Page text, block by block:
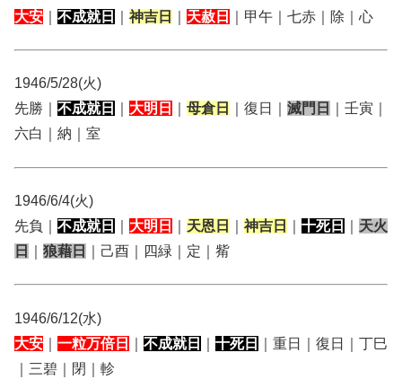
大安
不成就日 神吉日 天赦日 ｜甲午｜七赤｜除｜心
1946/5/28(火)
先勝｜ 不成就日 大明日 母倉日 ｜復日｜ 滅門日
｜壬寅｜
六白｜納｜室
1946/6/4(火)
先負｜ 不成就日 大明日 天恩日 神吉日 十死日
天火
日
狼藉日 ｜己酉｜四緑｜定｜觜
1946/6/12(水)
大安
一粒万倍日 不成就日 十死日
｜重日｜復日｜丁巳
｜三碧｜閉｜軫